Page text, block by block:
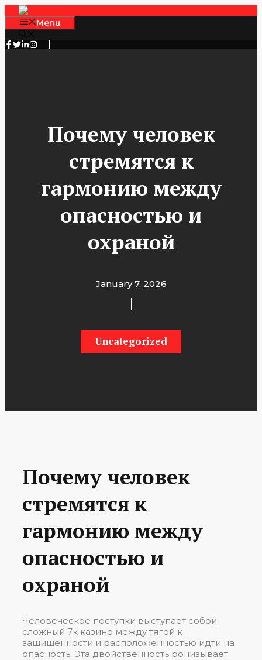
Skip
to
content
Menu
Почему человек
стремятся к
гармонию между
опасностью и
охраной
January 7, 2026
Uncategorized
Почему человек
стремятся к
гармонию между
опасностью и
охраной
Человеческое поступки выступает собой
сложный 7к казино между тягой к
защищенности и расположенностью идти на
опасность. Эта двойственность ронизывает